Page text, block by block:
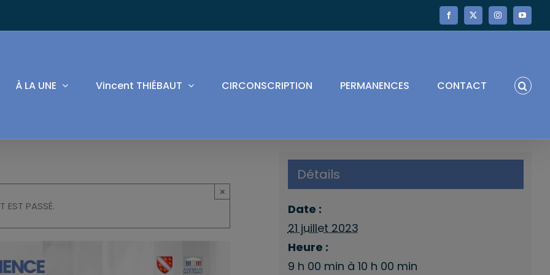
Facebook
X InstagramYouTube
À LA UNE Vincent THIÉBAUT CIRCONSCRIPTION PERMANENCES CONTACT
EST PASSÉ.
×
Détails
Date :
21 juillet 2023
Heure :
9 h 00 min à 10 h 00 min